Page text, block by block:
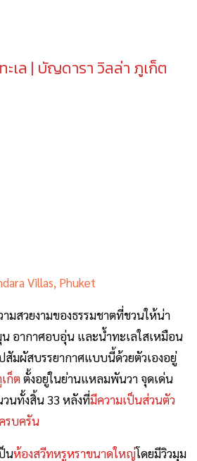
เล | บัญดารา วิลล่า ภูเก็ต
Villas, Phuket
มสวยงามของธรรมชาตที่ชวนให้น่า
อากาศอบอุ่น และน้ำทะเลใสเหมือน
มผัสบรรยากาศแบบนี้ด้วยตัวเองอยู่
ก็ตตั้งอยู่ในย่านแหลมพันวา จุดเด่น
วนทั้งสิ้น 33 หลังที่มีความเป็นส่วนตัว
รบครัน
นห้องสวีทหรูหราขนาดใหญ่โดยมีวิวมุม